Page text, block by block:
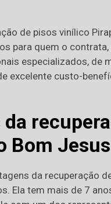
de pisos vinílico
para quem o
especializados, de
excelente custo-
Bom Jesus
da recuperação
Ela tem mais de 7